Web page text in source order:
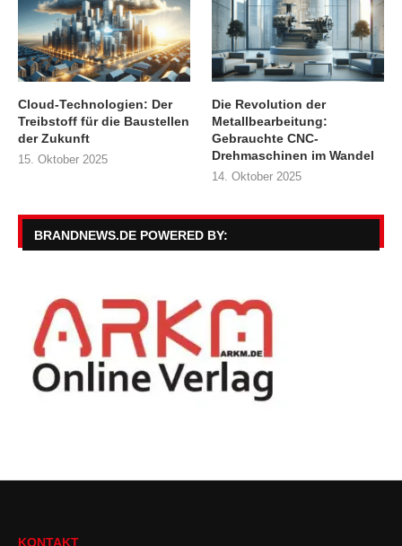
Cloud-Technologien: Der
Treibstoff für die Baustellen
der Zukunft
15. Oktober 2025
Die Revolution der
Metallbearbeitung:
Gebrauchte CNC-
Drehmaschinen im Wandel
14. Oktober 2025
BRANDNEWS.DE POWERED BY:
KONTAKT